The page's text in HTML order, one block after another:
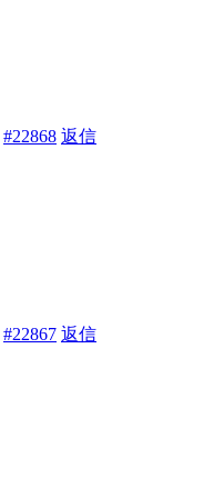
#22868 返信
#22867 返信